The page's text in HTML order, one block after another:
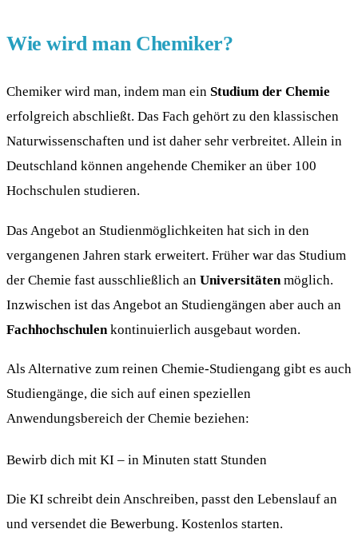
Wie wird man Chemiker?
Chemiker wird man, indem man ein Studium der Chemie
erfolgreich abschließt. Das Fach gehört zu den klassischen
Naturwissenschaften und ist daher sehr verbreitet. Allein in
Deutschland können angehende Chemiker an über 100
Hochschulen studieren.
Das Angebot an Studienmöglichkeiten hat sich in den
vergangenen Jahren stark erweitert. Früher war das Studium
der Chemie fast ausschließlich an Universitäten möglich.
Inzwischen ist das Angebot an Studiengängen aber auch an
Fachhochschulen kontinuierlich ausgebaut worden.
Als Alternative zum reinen Chemie-Studiengang gibt es auch
Studiengänge, die sich auf einen speziellen
Anwendungsbereich der Chemie beziehen:
Bewirb dich mit KI – in Minuten statt Stunden
Die KI schreibt dein Anschreiben, passt den Lebenslauf an
und versendet die Bewerbung. Kostenlos starten.